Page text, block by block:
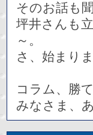
そのお話も
坪井さんも
～。
さ、始まり
コラム、勝
みなさま、